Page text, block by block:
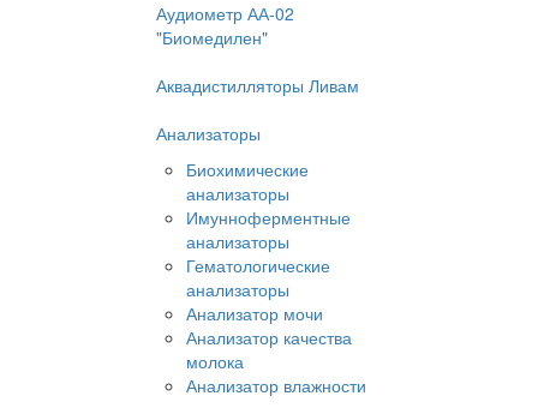
Аудиометр АА-02
"Биомедилен"
Аквадистилляторы Ливам
Анализаторы
Биохимические
анализаторы
Имунноферментные
анализаторы
Гематологические
анализаторы
Анализатор мочи
Анализатор качества
молока
Анализатор влажности